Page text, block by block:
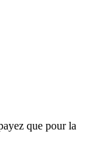
que pour la